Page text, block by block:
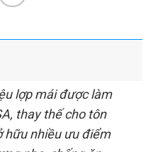
lợp mái được làm
thay thế cho tôn
hữu nhiều ưu điểm